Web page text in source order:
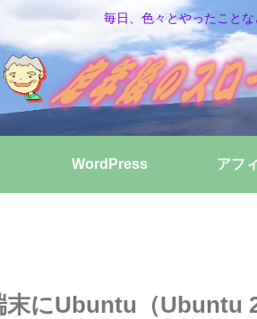
毎日、色々とやったこと
WordPress アフ
にUbuntu（Ubuntu